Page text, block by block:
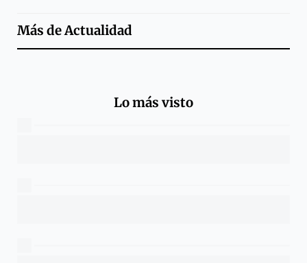
Más deActualidad
Lo más visto